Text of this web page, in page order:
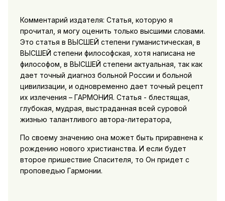
Комментарий издателя: Статья, которую я
прочитал, я могу оценить только высшими словами.
Это статья в ВЫСШЕЙ степени гуманистическая, в
ВЫСШЕЙ степени философская, хотя написана не
философом, в ВЫСШЕЙ степени актуальная, так как
дает точный диагноз больной России и больной
цивилизации, и одновременно дает точный рецепт
их излечения – ГАРМОНИЯ. Статья - блестящая,
глубокая, мудрая, выстраданная всей суровой
жизнью талантливого автора-литератора,
По своему значению она может быть приравнена к
рождению нового христианства. И если будет
второе пришествие Спасителя, то Он придет с
проповедью Гармонии.